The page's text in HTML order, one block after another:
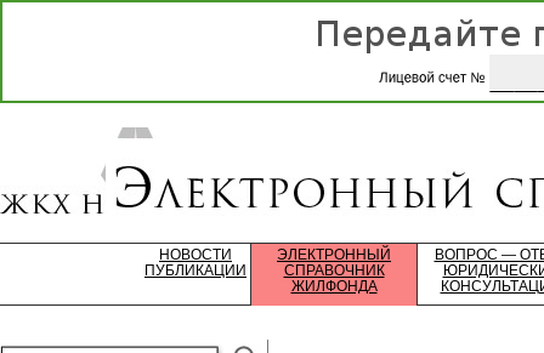
НОВОСТИ
ПУБЛИКАЦИИ
ЭЛЕКТРОННЫЙ
СПРАВОЧНИК
ЖИЛФОНДА
ВОПРОС —